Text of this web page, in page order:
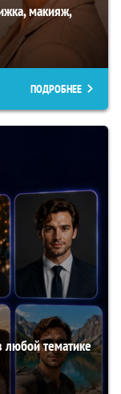
макияж,
ПОДРОБНЕЕ
тематике